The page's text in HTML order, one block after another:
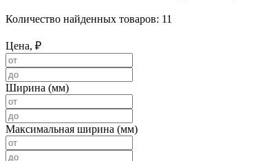
Количество найденных товаров: 11
Цена, ₽
Ширина (мм)
Максимальная ширина (мм)